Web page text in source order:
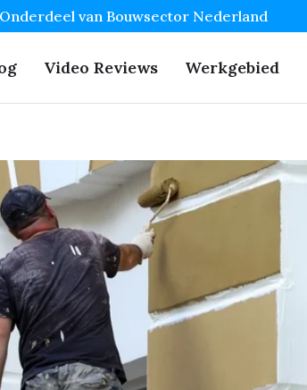
Onderdeel van Bouwsector Nederland
Video Reviews Werkgebied